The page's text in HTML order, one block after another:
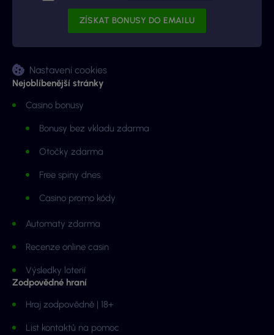
Nastavení cookies
Nejoblíbenější stránky
Casino bonusy
Bonusy bez vkladu zdarma
Otočky zdarma
Free spiny dnes
Casino promo kódy
Automaty zdarma
Recenze online casin
Výsledky loterií
Zodpovědné hraní
Hraj zodpovědně | 18+
List kontaktů na pomoc